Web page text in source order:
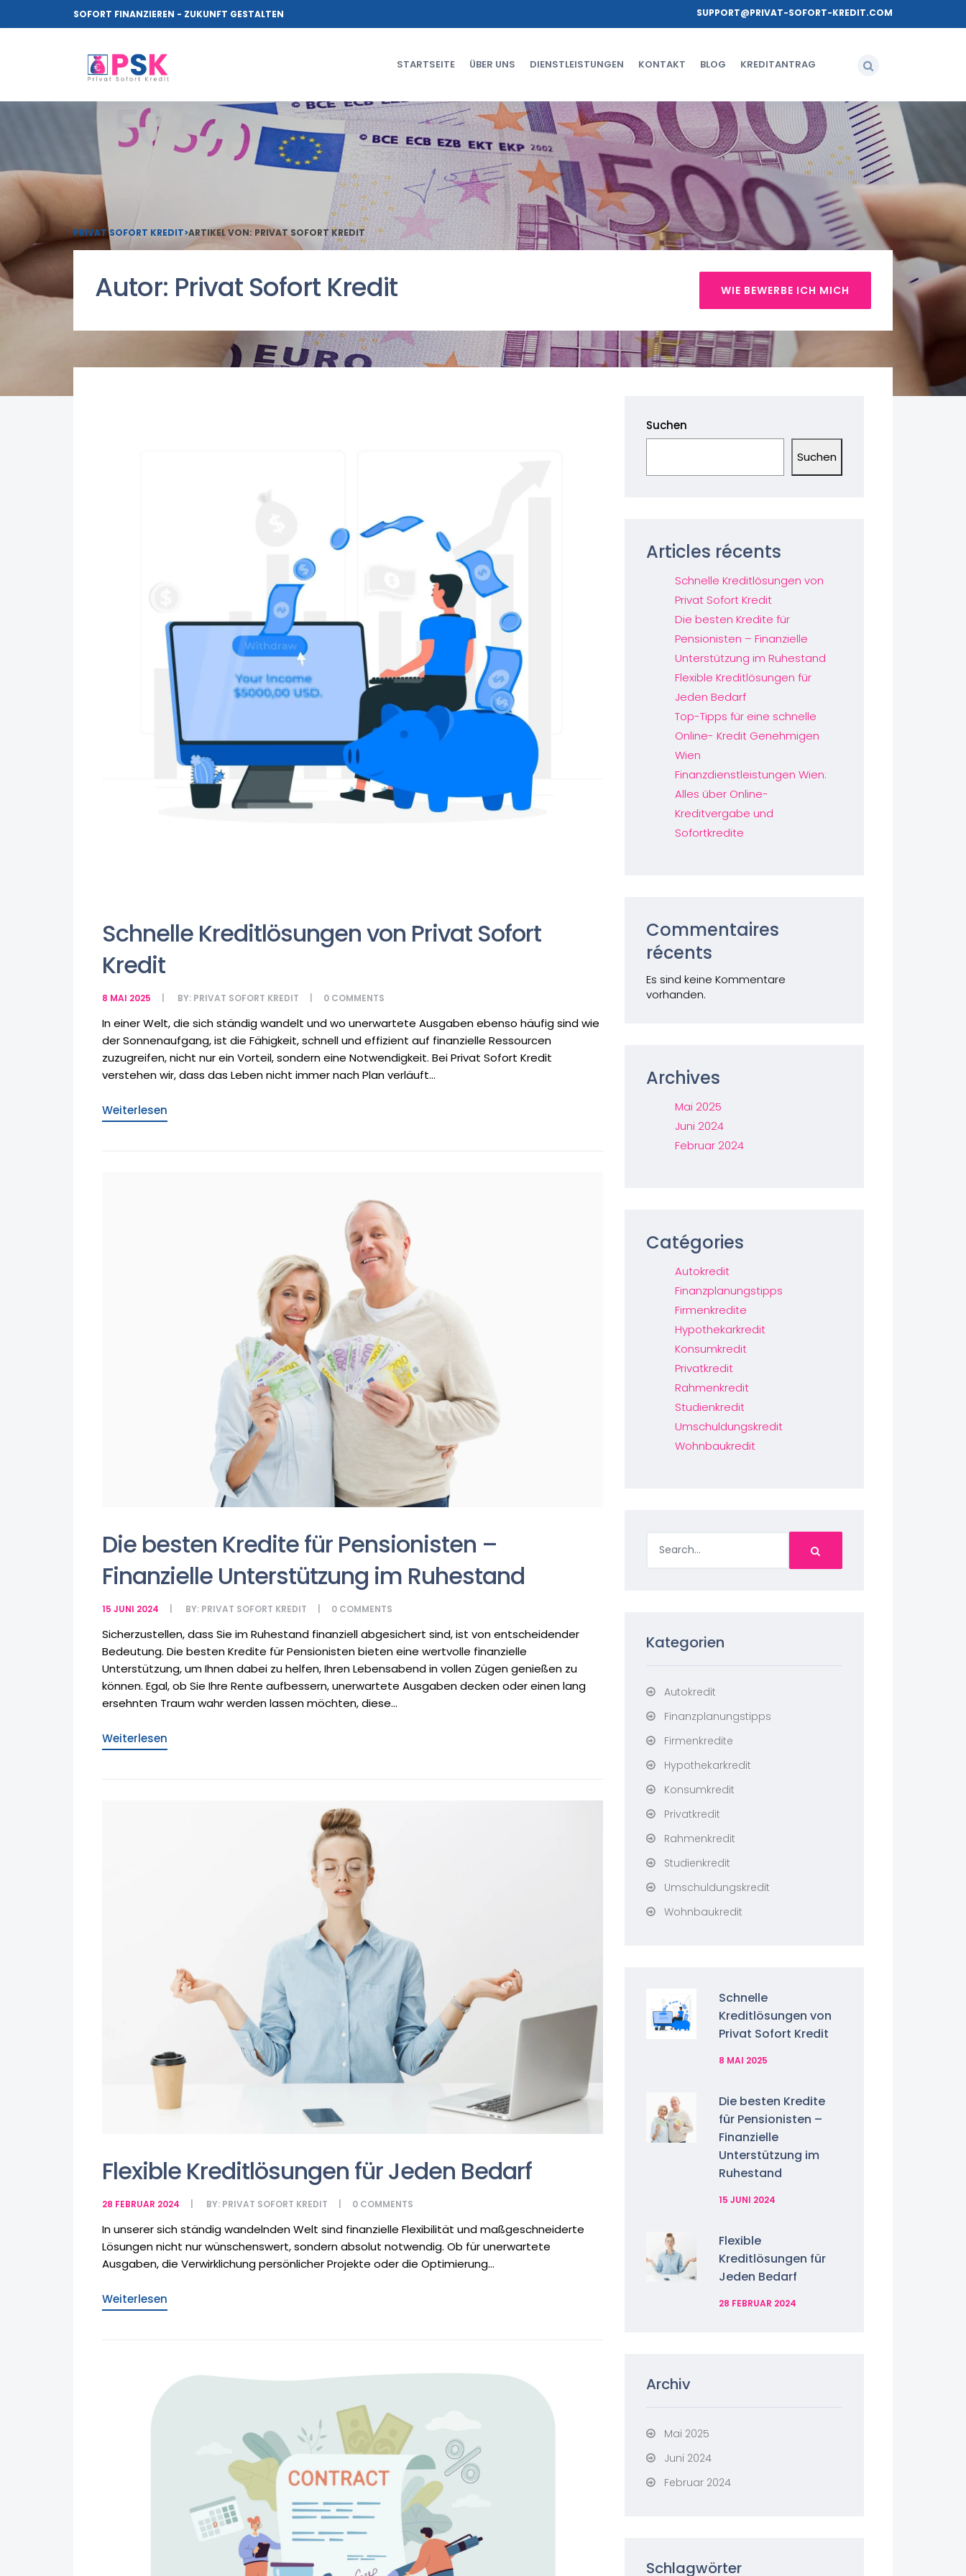
SOFORT FINANZIEREN - ZUKUNFT GESTALTEN SUPPORT@PRIVAT-SOFORT-KREDIT.COM
STARTSEITE ÜBER UNS DIENSTLEISTUNGEN KONTAKT BLOG KREDITANTRAG
PRIVAT SOFORT KREDIT>ARTIKEL VON: PRIVAT SOFORT KREDIT
Autor: Privat Sofort Kredit WIE BEWERBE ICH MICH
Schnelle Kreditlösungen von Privat Sofort
Kredit
8 MAI 2025 BY: PRIVAT SOFORT KREDIT 0 COMMENTS
In einer Welt, die sich ständig wandelt und wo unerwartete Ausgaben ebenso häufig sind wie
der Sonnenaufgang, ist die Fähigkeit, schnell und effizient auf finanzielle Ressourcen
zuzugreifen, nicht nur ein Vorteil, sondern eine Notwendigkeit. Bei Privat Sofort Kredit
verstehen wir, dass das Leben nicht immer nach Plan verläuft...
Weiterlesen
Die besten Kredite für Pensionisten –
Finanzielle Unterstützung im Ruhestand
15 JUNI 2024 BY: PRIVAT SOFORT KREDIT 0 COMMENTS
Sicherzustellen, dass Sie im Ruhestand finanziell abgesichert sind, ist von entscheidender
Bedeutung. Die besten Kredite für Pensionisten bieten eine wertvolle finanzielle
Unterstützung, um Ihnen dabei zu helfen, Ihren Lebensabend in vollen Zügen genießen zu
können. Egal, ob Sie Ihre Rente aufbessern, unerwartete Ausgaben decken oder einen lang
ersehnten Traum wahr werden lassen möchten, diese...
Weiterlesen
Flexible Kreditlösungen für Jeden Bedarf
28 FEBRUAR 2024 BY: PRIVAT SOFORT KREDIT 0 COMMENTS
In unserer sich ständig wandelnden Welt sind finanzielle Flexibilität und maßgeschneiderte
Lösungen nicht nur wünschenswert, sondern absolut notwendig. Ob für unerwartete
Ausgaben, die Verwirklichung persönlicher Projekte oder die Optimierung...
Weiterlesen
Suchen
Suchen
Articles récents
Schnelle Kreditlösungen von
Privat Sofort Kredit
Die besten Kredite für
Pensionisten – Finanzielle
Unterstützung im Ruhestand
Flexible Kreditlösungen für
Jeden Bedarf
Top-Tipps für eine schnelle
Online- Kredit Genehmigen
Wien
Finanzdienstleistungen Wien:
Alles über Online-
Kreditvergabe und
Sofortkredite
Commentaires
récents
Es sind keine Kommentare
vorhanden.
Archives
Mai 2025
Juni 2024
Februar 2024
Catégories
Autokredit
Finanzplanungstipps
Firmenkredite
Hypothekarkredit
Konsumkredit
Privatkredit
Rahmenkredit
Studienkredit
Umschuldungskredit
Wohnbaukredit
Kategorien
Autokredit
Finanzplanungstipps
Firmenkredite
Hypothekarkredit
Konsumkredit
Privatkredit
Rahmenkredit
Studienkredit
Umschuldungskredit
Wohnbaukredit
Schnelle
Kreditlösungen von
Privat Sofort Kredit
8 MAI 2025
Die besten Kredite
für Pensionisten –
Finanzielle
Unterstützung im
Ruhestand
15 JUNI 2024
Flexible
Kreditlösungen für
Jeden Bedarf
28 FEBRUAR 2024
Archiv
Mai 2025
Juni 2024
Februar 2024
Schlagwörter